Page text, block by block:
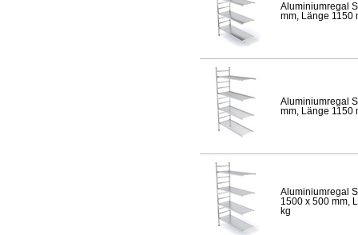
Aluminiumregal
mm, Länge 1150
Aluminiumregal
mm, Länge 1150
Aluminiumregal
1500 x 500 mm,
kg